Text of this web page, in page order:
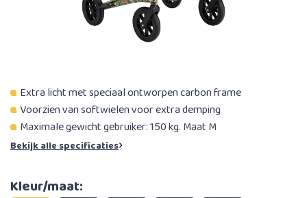
Extra licht met speciaal ontworpen carbon frame
Voorzien van softwielen voor extra demping
Maximale gewicht gebruiker: 150 kg. Maat M
Bekijk alle specificaties
Kleur/maat: